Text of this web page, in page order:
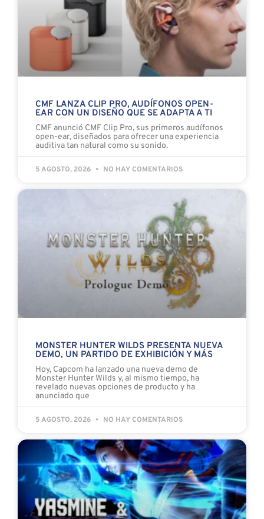
CMF LANZA CLIP PRO, AUDÍFONOS OPEN-
EAR CON UN DISEÑO QUE SE ADAPTA A TI
CMF anunció CMF Clip Pro, sus primeros audífonos
open-ear, diseñados para ofrecer una experiencia
auditiva tan natural como su sonido.
5 AGOSTO, 2026 NO HAY COMENTARIOS
MONSTER HUNTER WILDS PRESENTA NUEVA
DEMO, UN PARTIDO DE EXHIBICIÓN Y MÁS
Hoy, Capcom ha lanzado una nueva demo de
Monster Hunter Wilds y, al mismo tiempo, ha
revelado nuevas opciones de producto y ha
anunciado que
5 AGOSTO, 2026 NO HAY COMENTARIOS